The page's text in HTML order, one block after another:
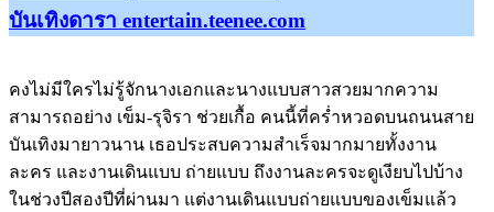
บันเทิงดารา entertain.teenee.com
คงไม่มีใครไม่รู้จักนางเอกและนางแบบสาวสวยมากความ
สามารถอย่าง เข็ม-รุจิรา ช่วยเกื้อ คนนี้ที่คร่ำหวอดบนถนนสาย
บันเทิงมายาวนาน เธอประสบความสำเร็จมากมายทั้งงาน
ละคร และงานเดินแบบ ถ่ายแบบ ถึงงานละครจะดูเงียบไปบ้าง
ในช่วงปีสองปีที่ผ่านมา แต่งานเดินแบบถ่ายแบบของเข็มแล้ว